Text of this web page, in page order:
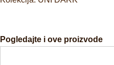
Pogledajte i ove proizvode